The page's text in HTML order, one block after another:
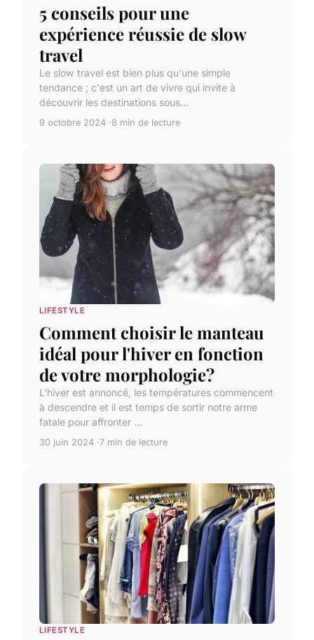
5 conseils pour une
expérience réussie de slow
travel
Le slow travel est bien plus qu'une simple
tendance ; c'est un art de vivre qui invite à
découvrir les destinations sous...
9 octobre 2024 8 min de lecture
LIFESTYLE
Comment choisir le manteau
idéal pour l'hiver en fonction
de votre morphologie?
L'hiver est annoncé, les températures commencent
à descendre et il est temps de sortir notre arme
fatale pour affronter ...
30 juin 2024 7 min de lecture
LIFESTYLE